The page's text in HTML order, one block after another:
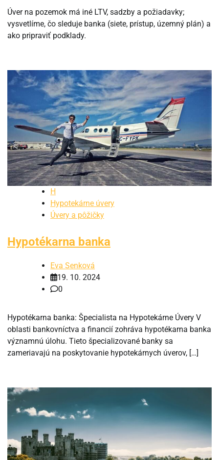
Úver na pozemok má iné LTV, sadzby a požiadavky;
vysvetlíme, čo sleduje banka (siete, prístup, územný plán) a
ako pripraviť podklady.
H
Hypotekárne úvery
Úvery a pôžičky
Hypotékarna banka
Eva Senková
19. 10. 2024
0
Hypotékarna banka: Špecialista na Hypotekárne Úvery V
oblasti bankovníctva a financií zohráva hypotékarna banka
významnú úlohu. Tieto špecializované banky sa
zameriavajú na poskytovanie hypotekárnych úverov, […]